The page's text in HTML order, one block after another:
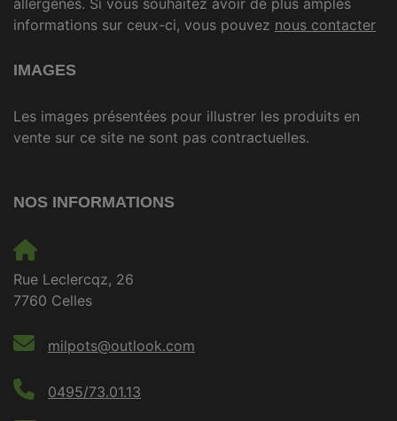
allergènes. Si vous souhaitez avoir de plus amples
informations sur ceux-ci, vous pouvez nous contacter
IMAGES
Les images présentées pour illustrer les produits en
vente sur ce site ne sont pas contractuelles.
NOS INFORMATIONS
Rue Leclercqz, 26
7760 Celles
milpots@outlook.com
0495/73.01.13